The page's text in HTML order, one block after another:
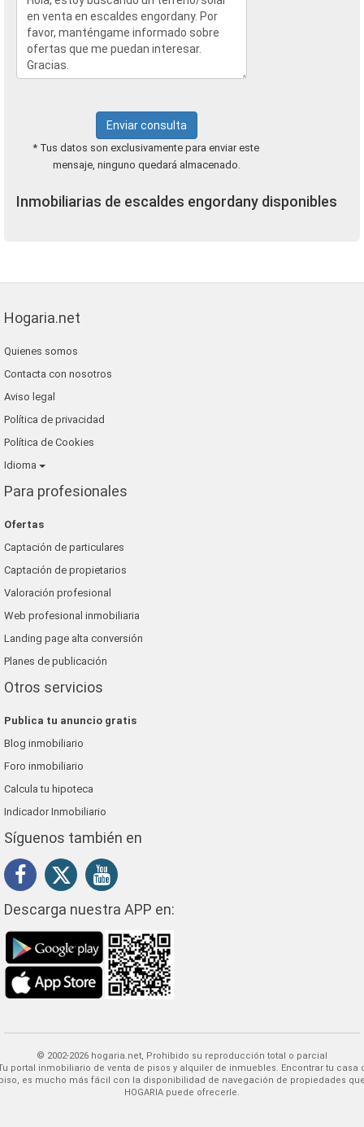
Enviar consulta
* Tus datos son exclusivamente para enviar este
mensaje, ninguno quedará almacenado.
Inmobiliarias de escaldes engordany disponibles
Hogaria.net
Quienes somos
Contacta con nosotros
Aviso legal
Política de privacidad
Política de Cookies
Idioma
Para profesionales
Ofertas
Captación de particulares
Captación de propietarios
Valoración profesional
Web profesional inmobiliaria
Landing page alta conversión
Planes de publicación
Otros servicios
Publica tu anuncio gratis
Blog inmobiliario
Foro inmobiliario
Calcula tu hipoteca
Indicador Inmobiliario
Síguenos también en
Descarga nuestra APP en:
© 2002-2026 hogaria.net, Prohibido su reproducción total o parcial
Encontrar tu casa o
es mucho más fácil con la disponibilidad de navegación de propiedades
HOGARIA puede ofrecerle.